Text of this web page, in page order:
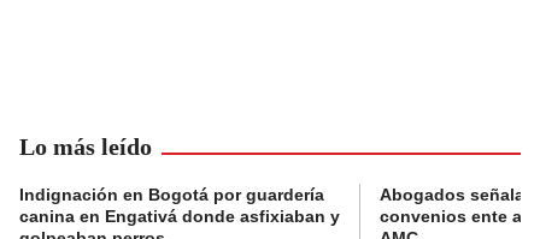
Lo más leído
Indignación en Bogotá por guardería
canina en Engativá donde asfixiaban y
Abogados
convenios ente